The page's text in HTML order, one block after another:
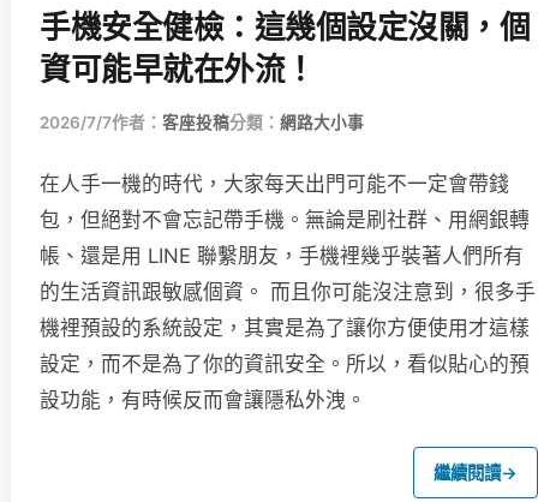
手機安全健檢：這幾個設定沒關，個
資可能早就在外流！
2026/7/7作者： 客座投稿分類： 網路大小事
在人手一機的時代，大家每天出門可能不一定會帶錢
包，但絕對不會忘記帶手機。無論是刷社群、用網銀轉
帳、還是用 LINE 聯繫朋友，手機裡幾乎裝著人們所有
的生活資訊跟敏感個資。 而且你可能沒注意到，很多手
機裡預設的系統設定，其實是為了讓你方便使用才這樣
設定，而不是為了你的資訊安全。所以，看似貼心的預
設功能，有時候反而會讓隱私外洩。
繼續閱讀→